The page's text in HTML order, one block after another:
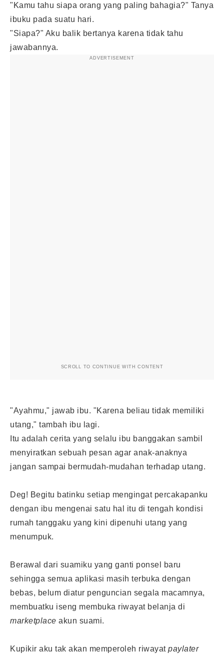
"Kamu tahu siapa orang yang paling bahagia?" Tanya
ibuku pada suatu hari.
"Siapa?" Aku balik bertanya karena tidak tahu
jawabannya.
ADVERTISEMENT
SCROLL TO CONTINUE WITH CONTENT
"Ayahmu," jawab ibu. "Karena beliau tidak memiliki
utang," tambah ibu lagi.
Itu adalah cerita yang selalu ibu banggakan sambil
menyiratkan sebuah pesan agar anak-anaknya
jangan sampai bermudah-mudahan terhadap utang.
Deg! Begitu batinku setiap mengingat percakapanku
dengan ibu mengenai satu hal itu di tengah kondisi
rumah tanggaku yang kini dipenuhi utang yang
menumpuk.
Berawal dari suamiku yang ganti ponsel baru
sehingga semua aplikasi masih terbuka dengan
bebas, belum diatur penguncian segala macamnya,
membuatku iseng membuka riwayat belanja di
marketplace akun suami.
Kupikir aku tak akan memperoleh riwayat paylater